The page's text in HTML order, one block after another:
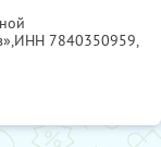
ИНН 7840350959,